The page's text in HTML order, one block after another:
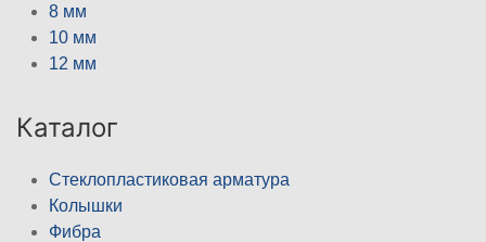
8 мм
10 мм
12 мм
Каталог
Стеклопластиковая арматура
Колышки
Фибра